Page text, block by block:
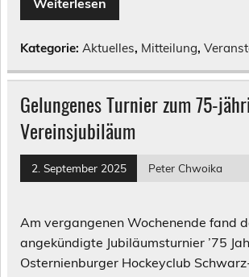
Weiterlesen
Kategorie: Aktuelles, Mitteilung,
Gelungenes Turnier zum 75-
Vereinsjubiläum
2. September 2025 Peter Chwoika
Am vergangenen Wochenende fand
angekündigte Jubiläumsturnier ’75
Osternienburger Hockeyclub